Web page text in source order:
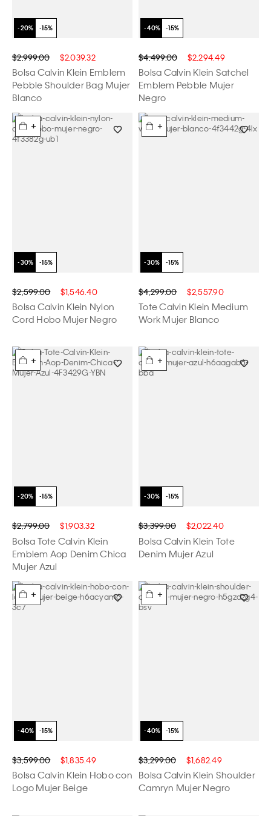
$2,999.00 $2,039.32
Bolsa Calvin Klein Emblem
Pebble Shoulder Bag Mujer
Blanco
$4,499.00 $2,294.49
Bolsa Calvin Klein Satchel
Emblem Pebble Mujer
Negro
+
$2,599.00 $1,546.40
Bolsa Calvin Klein Nylon
Cord Hobo Mujer Negro
+
$4,299.00 $2,557.90
Tote Calvin Klein Medium
Work Mujer Blanco
+
$2,799.00 $1,903.32
Bolsa Tote Calvin Klein
Emblem Aop Denim Chica
Mujer Azul
+
$3,399.00 $2,022.40
Bolsa Calvin Klein Tote
Denim Mujer Azul
+
$3,599.00 $1,835.49
Bolsa Calvin Klein Hobo con
Logo Mujer Beige
+
$3,299.00 $1,682.49
Bolsa Calvin Klein Shoulder
Camryn Mujer Negro